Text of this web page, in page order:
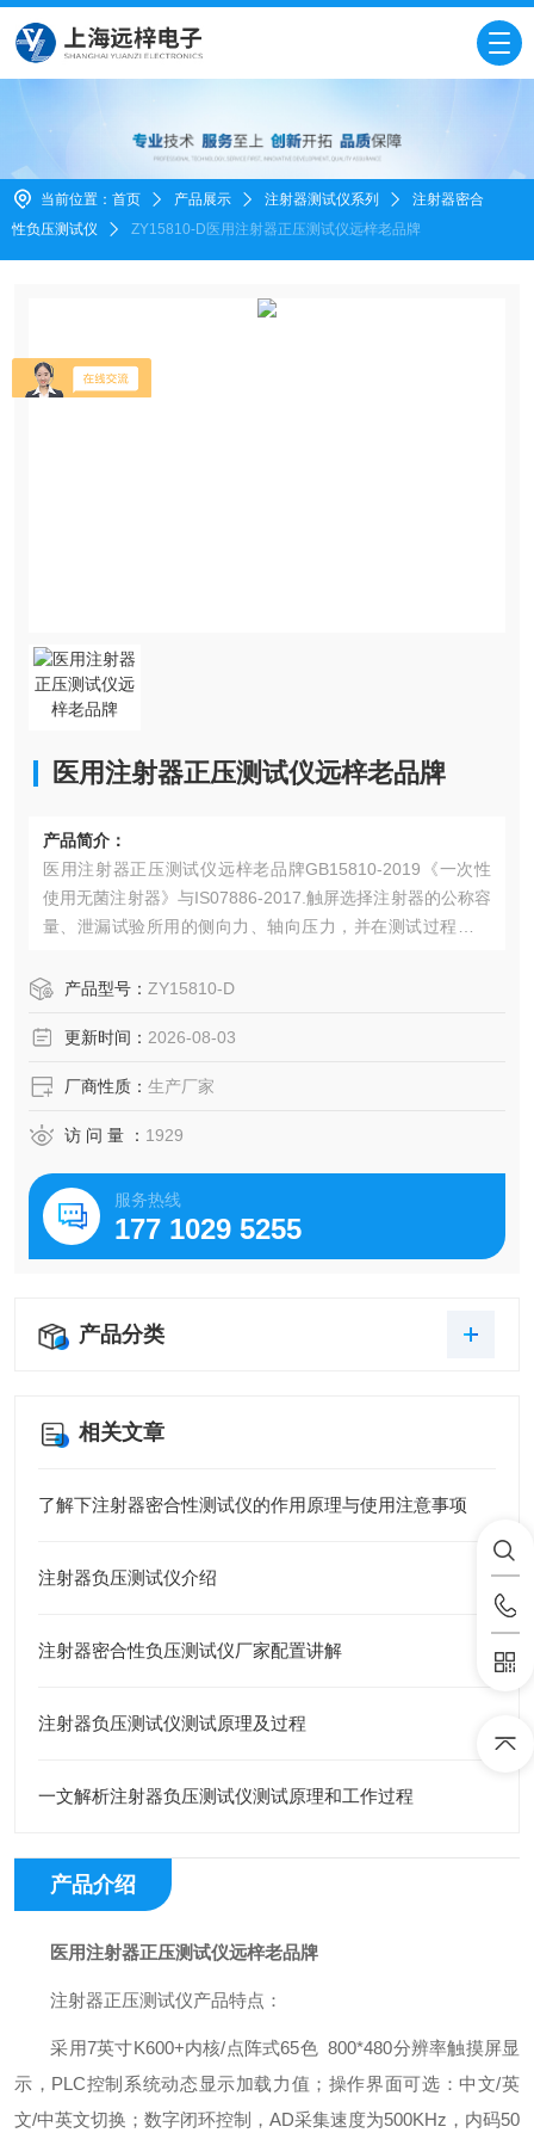
当前位置： 首页 产品展示 注射器测试仪系列
注射器密合
性负压测试仪
ZY15810-D医用注射器正压测试仪远梓老品牌
医用注射器正压测试仪远梓老品牌
产品简介：
医用注射器正压测试仪远梓老品牌GB15810-2019《一次性
使用无菌注射器》与IS07886-2017.触屏选择注射器的公称容
量、泄漏试验所用的侧向力、轴向压力，并在测试过程中显
机打印出测试结果。
产品型号： ZY15810-D
更新时间： 2026-08-03
厂商性质： 生产厂家
访 问 量 ： 1929
服务热线
177 1029 5255
产品分类
相关文章
了解下注射器密合性测试仪的作用原理与使用注意事项
注射器负压测试仪介绍
注射器密合性负压测试仪厂家配置讲解
注射器负压测试仪测试原理及过程
一文解析注射器负压测试仪测试原理和工作过程
产品介绍
医用注射器正压测试仪远梓老品牌
注射器正压测试仪产品特点：
采用7英寸K600+内核/点阵式65色 800*480分辨率触摸屏显
示，PLC控制系统动态显示加载力值；操作界面可选：中文/英
文/中英文切换；数字闭环控制，AD采集速度为500KHz，内码50